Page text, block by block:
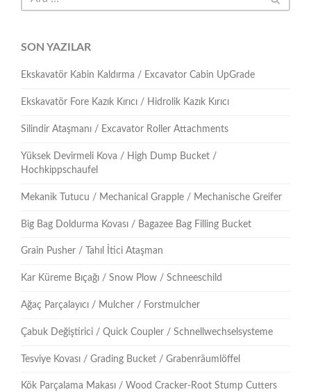
SON YAZILAR
Ekskavatör Kabin Kaldırma / Excavator Cabin UpGrade
Ekskavatör Fore Kazık Kırıcı / Hidrolik Kazık Kırıcı
Silindir Ataşmanı / Excavator Roller Attachments
Yüksek Devirmeli Kova / High Dump Bucket /
Hochkippschaufel
Mekanik Tutucu / Mechanical Grapple / Mechanische Greifer
Big Bag Doldurma Kovası / Bagazee Bag Filling Bucket
Grain Pusher / Tahıl İtici Ataşman
Kar Küreme Bıçağı / Snow Plow / Schneeschild
Ağaç Parçalayıcı / Mulcher / Forstmulcher
Çabuk Değiştirici / Quick Coupler / Schnellwechselsysteme
Tesviye Kovası / Grading Bucket / Grabenräumlöffel
Kök Parçalama Makası / Wood Cracker-Root Stump Cutters